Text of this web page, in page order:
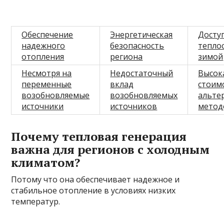
Обеспечение
надежного
отопления
Энергетическая
безопасность
региона
зимой
Несмотря на
переменные
возобновляемые
источники
Недостаточный
вклад
возобновляемых
источников
Почему тепловая генерация
важна для регионов с холодным
климатом?
Потому что она обеспечивает надежное и
стабильное отопление в условиях низких
температур.